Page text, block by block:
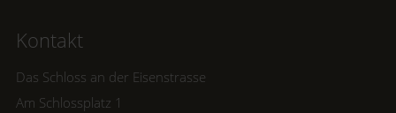
Kontakt
Das Schloss an der Eisenstrasse
Am Schlossplatz 1